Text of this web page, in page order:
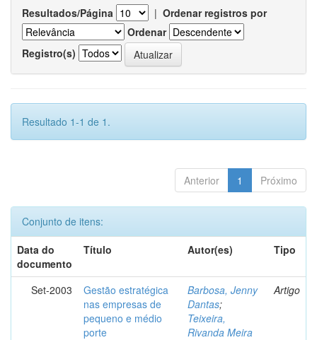
Resultados/Página | Ordenar registros por
Ordenar
Registro(s)
Resultado 1-1 de 1.
Anterior 1 Próximo
Conjunto de itens:
Data do
documento
Título Autor(es) Tipo
Set-2003
Gestão estratégica
nas empresas de
pequeno e médio
porte
Barbosa, Jenny
Dantas;
Teixeira,
Rivanda Meira
Artigo